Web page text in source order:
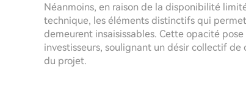
Néanmoins, en raison de la disponibilité
technique, les éléments distinctifs qui
demeurent insaisissables. Cette opacité
investisseurs, soulignant un désir collectif
du projet.